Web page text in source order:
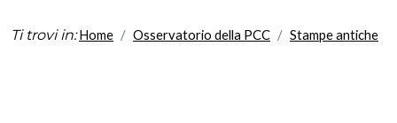
Ti trovi in: Home Osservatorio della PCC Stampe antiche